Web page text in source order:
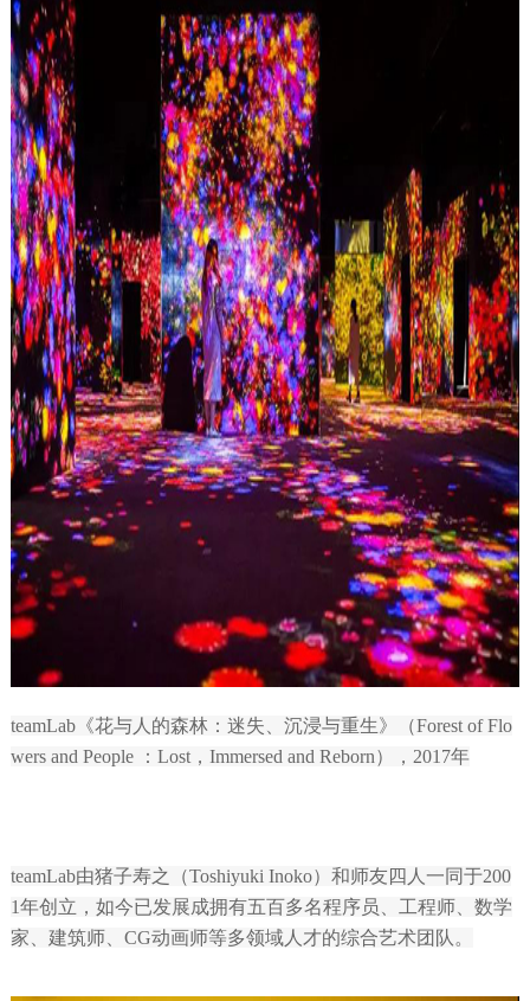
teamLab《花与人的森林：迷失、沉浸与重生》（Forest of Flo
wers and People ：Lost，Immersed and Reborn），2017年
teamLab由猪子寿之（Toshiyuki Inoko）和师友四人一同于200
1年创立，如今已发展成拥有五百多名程序员、工程师、数学
家、建筑师、CG动画师等多领域人才的综合艺术团队。